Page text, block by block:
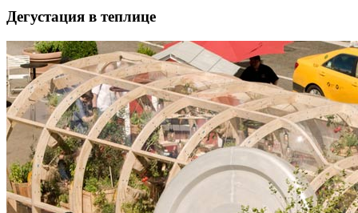
Дегустация в теплице